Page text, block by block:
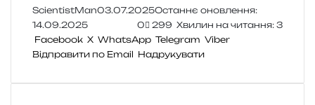
ScientistMan03.07.2025Останнє оновлення:
14.09.2025
0 299 Хвилин на читання: 3
Facebook X WhatsApp Telegram Viber
Відправити по Email Надрукувати